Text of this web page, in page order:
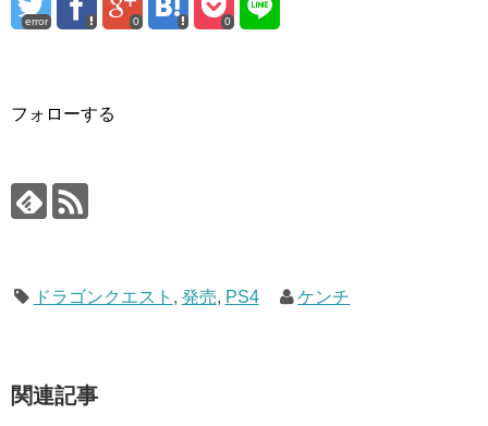
error 0 0
フォローする
ドラゴンクエスト , 発売, PS4 ケンチ
関連記事